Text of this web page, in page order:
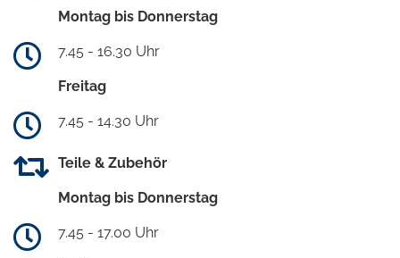
Montag bis Donnerstag
7.45 - 16.30 Uhr
Freitag
7.45 - 14.30 Uhr
Teile & Zubehör
Montag bis Donnerstag
7.45 - 17.00 Uhr